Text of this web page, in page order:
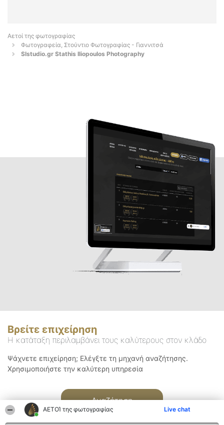
ΑΕΤΟΊ της φωτογραφίας Live chat
Αετοί της φωτογραφίας
Φωτογραφεία, Στούντιο Φωτογραφίας - Γιαννιτσά
SIstudio.gr Stathis Iliopoulos Photography
Βρείτε επιχείρηση
Η κατάταξη περιλαμβάνει τους καλύτερους στον κλάδο
Ψάχνετε επιχείρηση; Ελέγξτε τη μηχανή αναζήτησης.
Χρησιμοποιήστε την καλύτερη υπηρεσία
Αναζήτηση